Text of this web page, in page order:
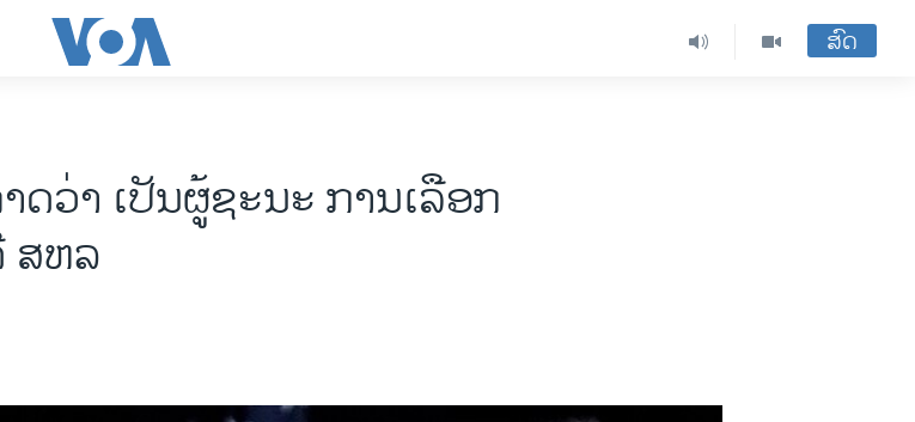
ສົດ
ດວ່າ ເປັນຜູ້ຊະນະ ການເລືອກ
ສຫລ